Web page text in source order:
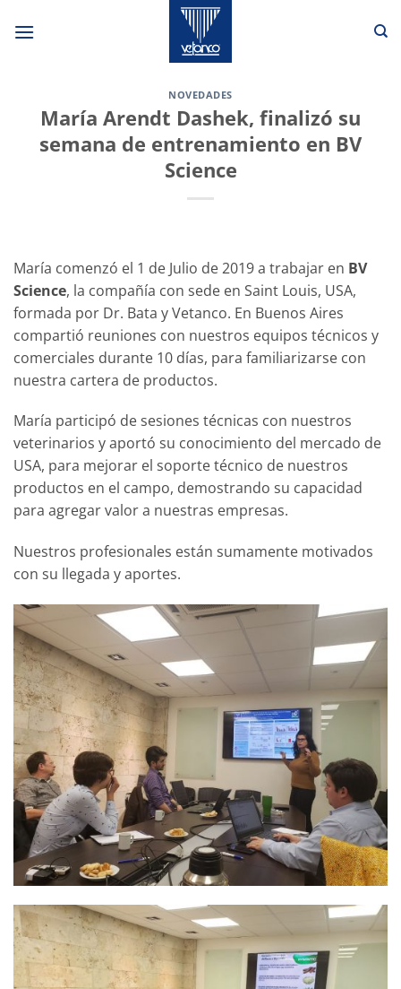
NOVEDADES
María Arendt Dashek, finalizó su
semana de entrenamiento en BV
Science
María comenzó el 1 de Julio de 2019 a trabajar en BV
Science, la compañía con sede en Saint Louis, USA,
formada por Dr. Bata y Vetanco. En Buenos Aires
compartió reuniones con nuestros equipos técnicos y
comerciales durante 10 días, para familiarizarse con
nuestra cartera de productos.
María participó de sesiones técnicas con nuestros
veterinarios y aportó su conocimiento del mercado de
USA, para mejorar el soporte técnico de nuestros
productos en el campo, demostrando su capacidad
para agregar valor a nuestras empresas.
Nuestros profesionales están sumamente motivados
con su llegada y aportes.